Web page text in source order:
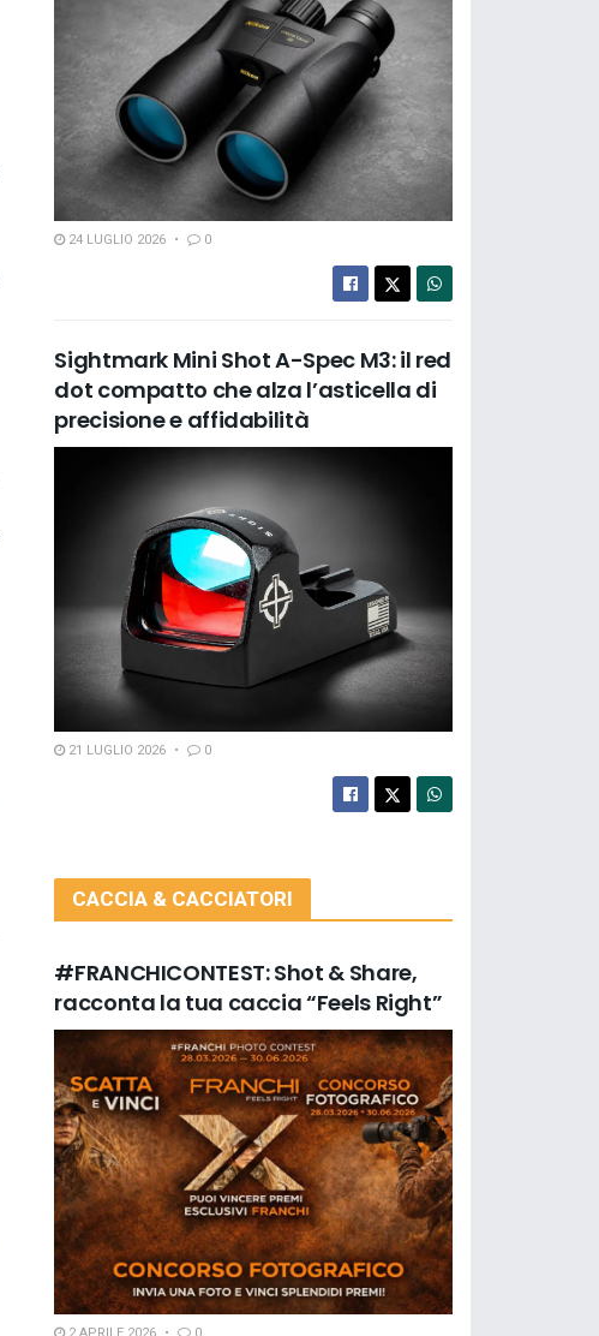
24 LUGLIO 2026 0
Sightmark Mini Shot A-Spec M3: il red
dot compatto che alza l’asticella di
precisione e affidabilità
21 LUGLIO 2026 0
CACCIA & CACCIATORI
#FRANCHICONTEST: Shot & Share,
racconta la tua caccia “Feels Right”